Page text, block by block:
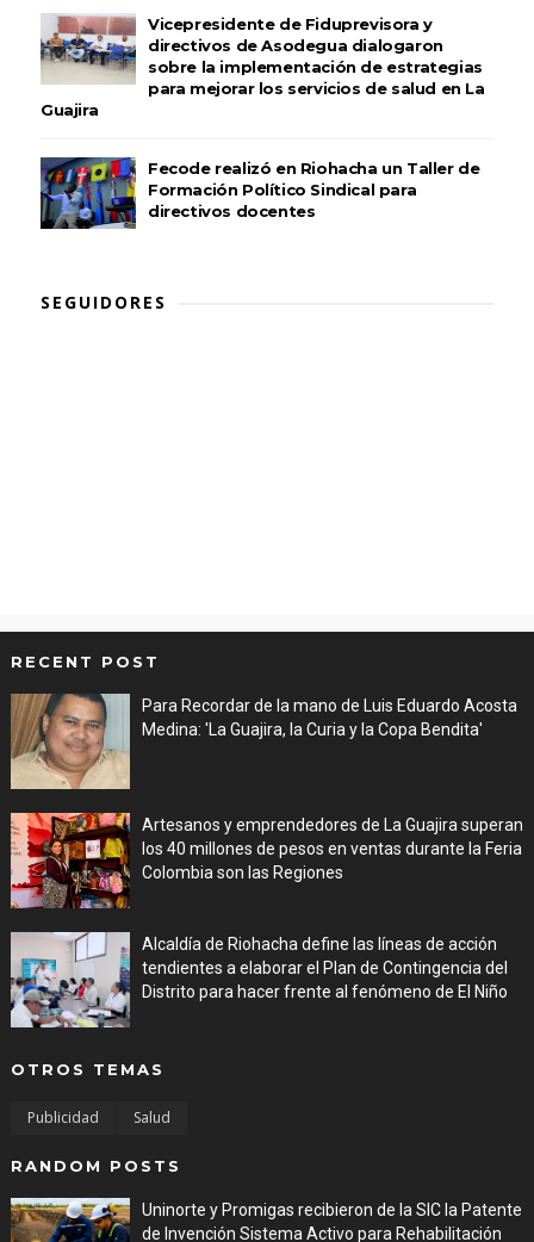
Vicepresidente de Fiduprevisora y
directivos de Asodegua dialogaron
sobre la implementación de estrategias
para mejorar los servicios de salud en La
Guajira
Fecode realizó en Riohacha un Taller de
Formación Político Sindical para
directivos docentes
SEGUIDORES
RECENT POST
Para Recordar de la mano de Luis Eduardo Acosta
Medina: 'La Guajira, la Curia y la Copa Bendita'
Artesanos y emprendedores de La Guajira superan
los 40 millones de pesos en ventas durante la Feria
Colombia son las Regiones
Alcaldía de Riohacha define las líneas de acción
tendientes a elaborar el Plan de Contingencia del
Distrito para hacer frente al fenómeno de El Niño
OTROS TEMAS
Publicidad Salud
RANDOM POSTS
Uninorte y Promigas recibieron de la SIC la Patente
de Invención Sistema Activo para Rehabilitación